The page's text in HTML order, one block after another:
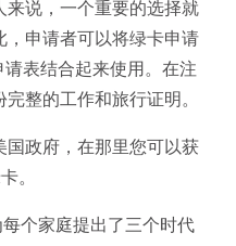
来说，一个重要的选择就
，申请者可以将绿卡申请
表结合起来使用。在注
整的工作和旅行证明。
国政府，在那里您可以获
。
个家庭提出了三个时代